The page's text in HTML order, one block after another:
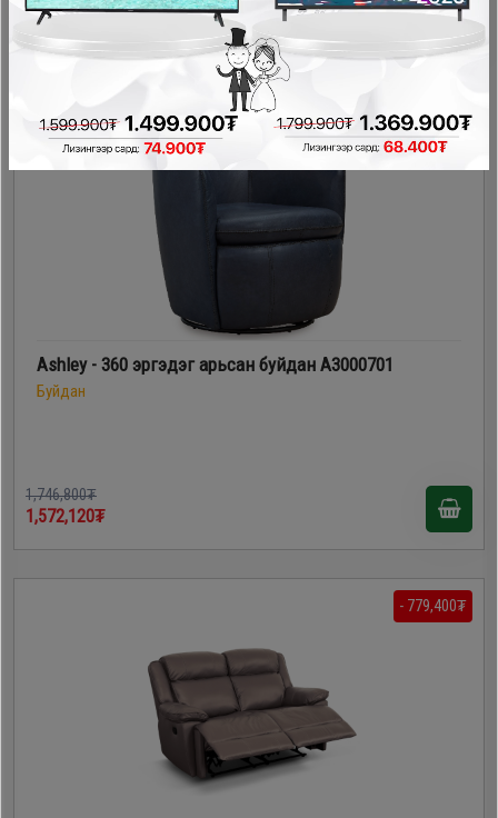
1,746,800₮
1,572,120₮
- 174,680₮
Ashley - 360 эргэдэг арьсан буйдан A3000701
Буйдан
1,746,800₮
1,572,120₮
- 779,400₮